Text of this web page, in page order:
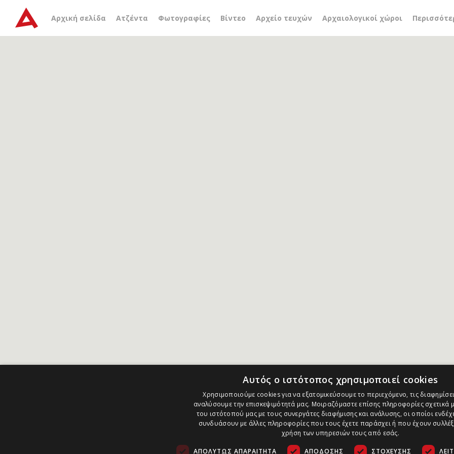
Αρχική σελίδα Ατζέντα Φωτογραφίες Βίντεο Αρχείο τευχών Αρχαιολογικοί χώροι
Αρχείο ετικέτας διεύθυνση ασφάλειας αττικής
Αυτός ο ιστότοπος χρησιμοποιεί cookies
Χρησιμοποιούμε cookies για να εξατομικεύσουμε το περιεχόμενο, τις
αναλύσουμε την επισκεψιμότητά μας. Μοιραζόμαστε επίσης πληροφορίες σχετικά
του ιστότοπού μας με τους συνεργάτες διαφήμισης και ανάλυσης, οι οποίοι
συνδυάσουν με άλλες πληροφορίες που τους έχετε παράσχει ή που έχουν
χρήση των υπηρεσιών τους από εσάς.
ΑΠΟΛΎΤΩΣ ΑΠΑΡΑΊΤΗΤΑ ΑΠΌΔΟΣΗΣ ΣΤΌΧΕΥΣΗΣ